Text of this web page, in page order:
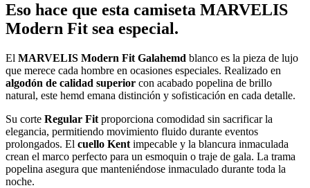
Eso hace que esta camiseta MARVELIS
Modern Fit sea especial.
El MARVELIS Modern Fit Galahemd blanco es la pieza de lujo
que merece cada hombre en ocasiones especiales. Realizado en
algodón de calidad superior con acabado popelina de brillo
natural, este hemd emana distinción y sofisticación en cada detalle.
Su corte Regular Fit proporciona comodidad sin sacrificar la
elegancia, permitiendo movimiento fluido durante eventos
prolongados. El cuello Kent impecable y la blancura inmaculada
crean el marco perfecto para un esmoquin o traje de gala. La trama
popelina asegura que manteniéndose inmaculado durante toda la
noche.